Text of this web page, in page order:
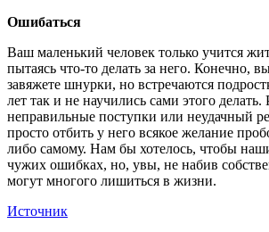
Ошибаться
Ваш маленький человек только учится
пытаясь что-то делать за него. Конечно,
завяжете шнурки, но встречаются
лет так и не научились сами этого
неправильные поступки или неудачный
просто отбить у него всякое желание
либо самому. Нам бы хотелось, чтобы
чужих ошибках, но, увы, не набив
могут многого лишиться в жизни.
Источник